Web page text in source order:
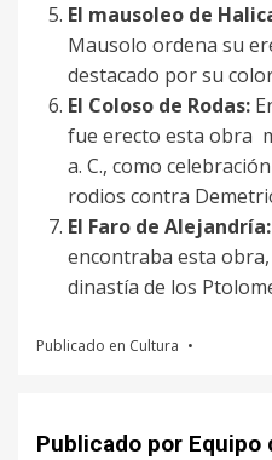
El mausoleo de
Mausolo ordena su
destacado por su
El Coloso de Rodas:
fue erecto esta obra
a. C., como
rodios contra
El Faro de Alejandría:
encontraba esta
dinastía de los
Publicado en Cultura
Publicado por Equipo